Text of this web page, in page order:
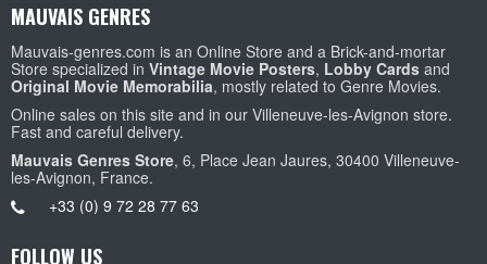
MAUVAIS GENRES
Mauvais-genres.com is an Online Store and a Brick-and-mortar
Store specialized in Vintage Movie Posters, Lobby Cards and
Original Movie Memorabilia, mostly related to Genre Movies.
Online sales on this site and in our Villeneuve-les-Avignon store.
Fast and careful delivery.
Mauvais Genres Store, 6, Place Jean Jaures, 30400 Villeneuve-
les-Avignon, France.
+33 (0) 9 72 28 77 63
FOLLOW US